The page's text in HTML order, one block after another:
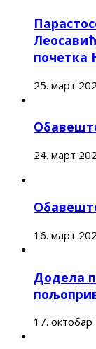
почетка
25. март
24. март
16. март
Додела
17. октобар